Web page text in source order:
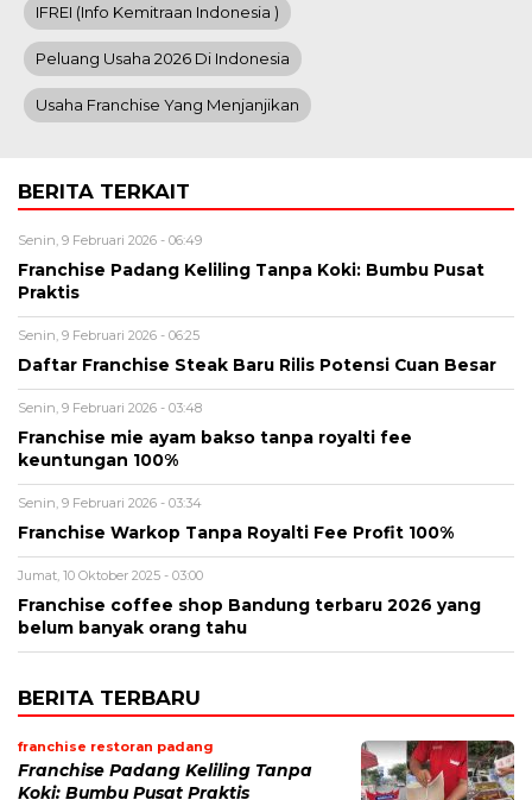
IFREI (info Kemitraan Indonesia )
Peluang Usaha 2026 Di Indonesia
Usaha Franchise Yang Menjanjikan
BERITA TERKAIT
Senin, 9 Februari 2026 - 06:49
Franchise Padang Keliling Tanpa Koki: Bumbu Pusat
Praktis
Senin, 9 Februari 2026 - 06:25
Daftar Franchise Steak Baru Rilis Potensi Cuan Besar
Senin, 9 Februari 2026 - 03:48
Franchise mie ayam bakso tanpa royalti fee
keuntungan 100%
Senin, 9 Februari 2026 - 03:34
Franchise Warkop Tanpa Royalti Fee Profit 100%
Jumat, 10 Oktober 2025 - 03:00
Franchise coffee shop Bandung terbaru 2026 yang
belum banyak orang tahu
BERITA TERBARU
franchise restoran padang
Franchise Padang Keliling Tanpa
Koki: Bumbu Pusat Praktis